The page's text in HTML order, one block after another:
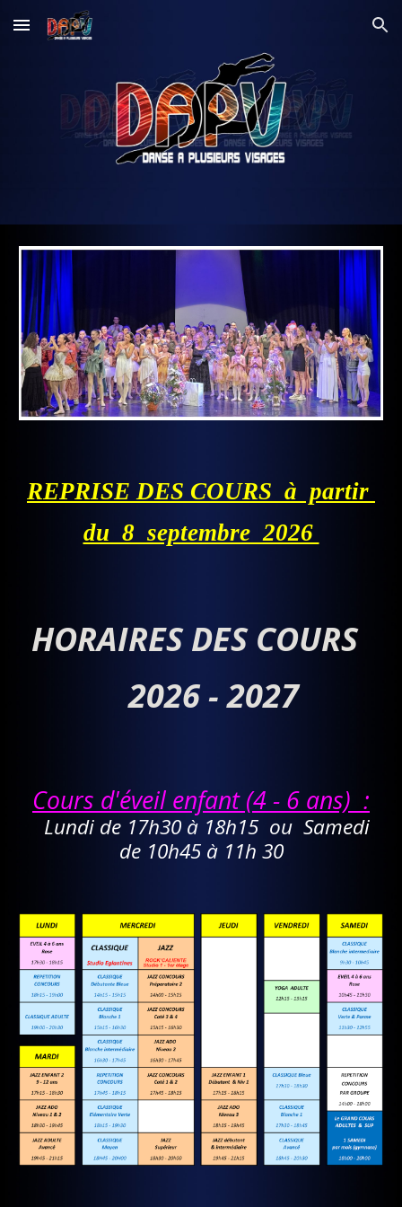
Skip to main content Skip to navigation
REPRISE DES COURS à partir
du 8 septembre 2026
HORAIRES DES COURS
2026 - 2027
Cours d'éveil enfant (4 - 6 ans) :
Lundi de 17h30 à 18h15 ou Samedi
de 10h45 à 11h 30